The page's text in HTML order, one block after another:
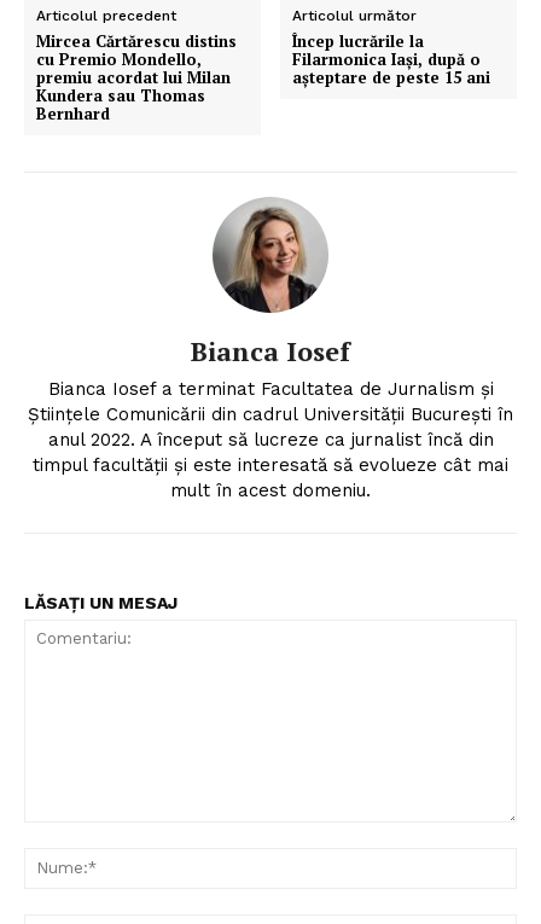
Articolul precedent
Mircea Cărtărescu distins
cu Premio Mondello,
premiu acordat lui Milan
Kundera sau Thomas
Bernhard
Articolul următor
Încep lucrările la
Filarmonica Iași, după o
aşteptare de peste 15 ani
Bianca Iosef
Bianca Iosef a terminat Facultatea de Jurnalism și
Științele Comunicării din cadrul Universității București în
anul 2022. A început să lucreze ca jurnalist încă din
timpul facultății și este interesată să evolueze cât mai
mult în acest domeniu.
LĂSAȚI UN MESAJ